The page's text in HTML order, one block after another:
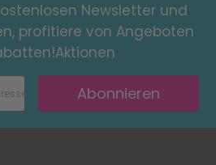
Newsletter und
profitiere von Angeboten
Abonnieren